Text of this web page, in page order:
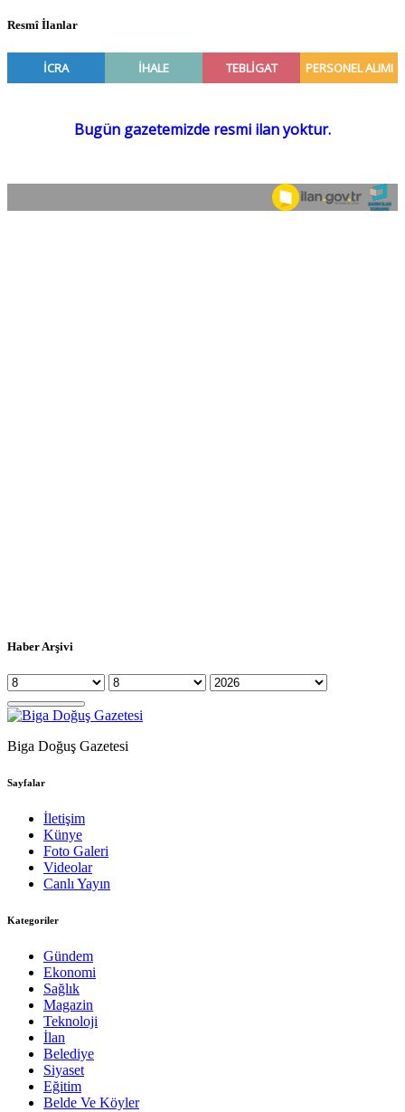
Resmî İlanlar
Haber Arşivi
Biga Doğuş Gazetesi
Sayfalar
İletişim
Künye
Foto Galeri
Videolar
Canlı Yayın
Kategoriler
Gündem
Ekonomi
Sağlık
Magazin
Teknoloji
İlan
Belediye
Siyaset
Eğitim
Belde Ve Köyler